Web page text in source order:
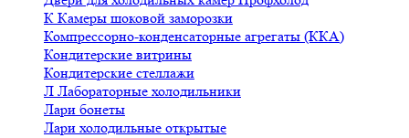
К Камеры шоковой заморозки
Компрессорно-конденсаторные агрегаты (ККА)
Кондитерские витрины
Кондитерские стеллажи
Л Лабораторные холодильники
Лари бонеты
Лари холодильные открытые